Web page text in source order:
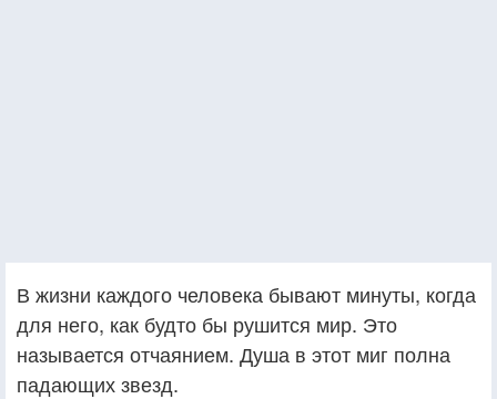
В жизни каждого человека бывают минуты, когда
для него, как будто бы рушится мир. Это
называется отчаянием. Душа в этот миг полна
падающих звезд.